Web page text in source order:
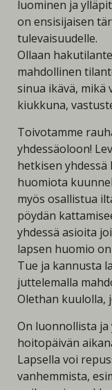
luominen ja
on ensisijaisen
tulevaisuudelle.
Ollaan
mahdollinen
sinua ikävä,
kiukkuna,
Toivotamme
yhdessäoloon!
hetkisen yhdessä
huomiota
myös osallistua
pöydän
yhdessä asioita
lapsen huomio
Tue ja kannusta
juttelemalla
Olethan kuulolla,
On luonnollista
hoitopäivän
Lapsella voi
vanhemmista,